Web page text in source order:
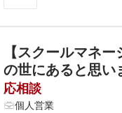
【スクールマネ
の世にあると思い
応相談
個人営業